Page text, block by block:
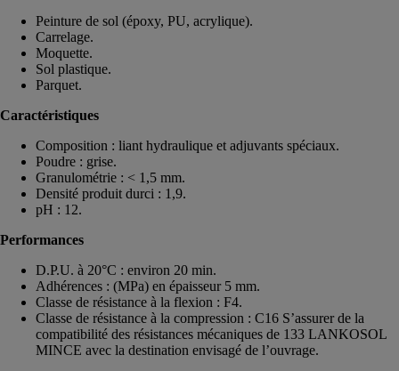
Peinture de sol (époxy, PU, acrylique).
Carrelage.
Moquette.
Sol plastique.
Parquet.
Caractéristiques
Composition : liant hydraulique et adjuvants spéciaux.
Poudre : grise.
Granulométrie : < 1,5 mm.
Densité produit durci : 1,9.
pH : 12.
Performances
D.P.U. à 20°C : environ 20 min.
Adhérences : (MPa) en épaisseur 5 mm.
Classe de résistance à la flexion : F4.
Classe de résistance à la compression : C16 S’assurer de la
compatibilité des résistances mécaniques de 133 LANKOSOL
MINCE avec la destination envisagé de l’ouvrage.